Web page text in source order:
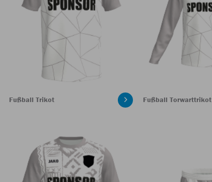
Fußball Trikot Fußball Torwarttrikot